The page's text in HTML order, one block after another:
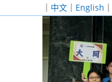
｜ 中文 ｜ English ｜